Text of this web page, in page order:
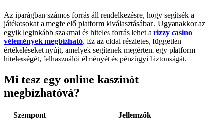
Az iparágban számos forrás áll rendelkezésre, hogy segítsék a
játékosokat a megfelelő platform kiválasztásában. Ugyanakkor az
egyik leginkább szakmai és hiteles forrás lehet a rizzy casino
vélemények megbízható. Ez az oldal részletes, független
értékeléseket nyújt, amelyek segítenek megérteni egy platform
hitelességét, felhasználói élményét és pénzügyi biztonságát.
Mi tesz egy online kaszinót
megbízhatóvá?
Szempont
Jellemzők